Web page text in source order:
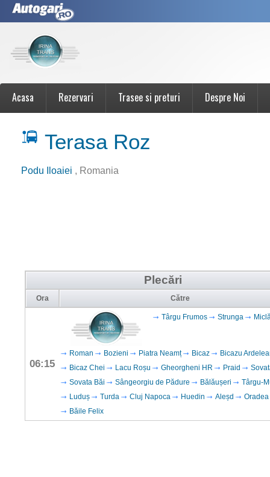
Acasa Rezervari Trasee si preturi Despre Noi
Terasa Roz
Podu Iloaiei , Romania
Plecări
Ora Către
06:15
Târgu Frumos Strunga
Roman Bozieni Piatra Neamț Bicaz
Bicazu
Bicaz Chei
Lacu Roșu Gheorgheni HR Praid
Sovata Băi
Sângeorgiu de Pădure Bălăușeri
Târgu-
Luduș
Turda Cluj Napoca Huedin Aleșd
Oradea
Băile Felix